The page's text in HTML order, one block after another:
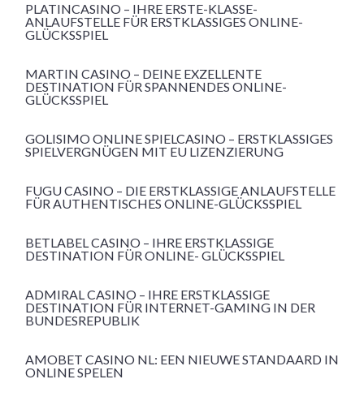
PLATINCASINO – IHRE ERSTE-KLASSE-
ANLAUFSTELLE FÜR ERSTKLASSIGES ONLINE-
GLÜCKSSPIEL
MARTIN CASINO – DEINE EXZELLENTE
DESTINATION FÜR SPANNENDES ONLINE-
GLÜCKSSPIEL
GOLISIMO ONLINE SPIELCASINO – ERSTKLASSIGES
SPIELVERGNÜGEN MIT EU LIZENZIERUNG
FUGU CASINO – DIE ERSTKLASSIGE ANLAUFSTELLE
FÜR AUTHENTISCHES ONLINE-GLÜCKSSPIEL
BETLABEL CASINO – IHRE ERSTKLASSIGE
DESTINATION FÜR ONLINE- GLÜCKSSPIEL
ADMIRAL CASINO – IHRE ERSTKLASSIGE
DESTINATION FÜR INTERNET-GAMING IN DER
BUNDESREPUBLIK
AMOBET CASINO NL: EEN NIEUWE STANDAARD IN
ONLINE SPELEN